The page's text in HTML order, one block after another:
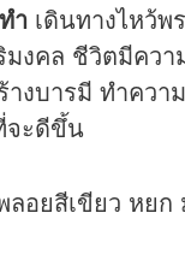
ำ เดินทางไหว้พ
มงคล ชีวิตมีควา
างบารมี ทำคว
จะดีขึ้น
ลอยสีเขียว หยก